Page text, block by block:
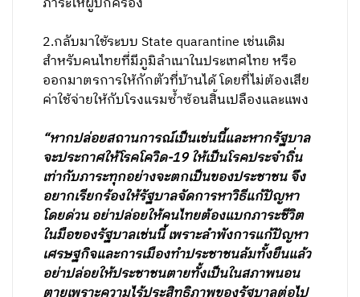
2.กลับมาใช้ระบบ State quarantine เช่นเดิม
สำหรับคนไทยที่มีภูมิลำเนาในประเทศไทย หรือ
ออกมาตรการให้กักตัวที่บ้านได้ โดยที่ไม่ต้องเสีย
ค่าใช้จ่ายให้กับโรงแรมซ้ำซ้อนสิ้นเปลืองและแพง
“หากปล่อยสถานการณ์เป็นเช่นนี้และหากรัฐบาล
จะประกาศให้โรคโควิด-19 ให้เป็นโรคประจำถิ่น
เท่ากับภาระทุกอย่างจะตกเป็นของประชาชน จึง
อยากเรียกร้องให้รัฐบาลจัดการหาวิธีแก้ปัญหา
โดยด่วน อย่าปล่อยให้คนไทยต้องแบกภาระชีวิต
ในมือของรัฐบาลเช่นนี้ เพราะลำพังการแก้ปัญหา
เศรษฐกิจและการเมืองทำประชาชนล้มทั้งยืนแล้ว
อย่าปล่อยให้ประชาชนตายทั้งเป็นในสภาพนอน